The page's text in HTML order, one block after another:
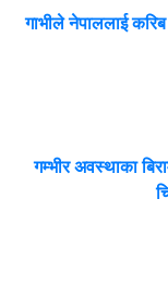
गाभीले नेपाललाई
गम्भीर अवस्थाका